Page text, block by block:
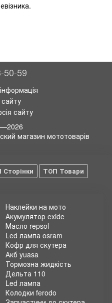
50-59
сайту
магазин мототоварів
ТОП Товари
Наклейки на мото
Акумулятор exide
Масло repsol
Led лампа osram
Кофр для скутера
Акб yuasa
Тормозна жидкість
Дельта 110
Led лампа
Колодки ferodo